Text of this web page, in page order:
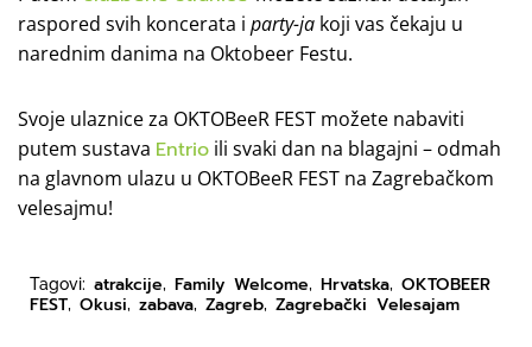
raspored svih koncerata i party-ja koji vas čekaju u
narednim danima na Oktobeer Festu.
Svoje ulaznice za OKTOBeeR FEST možete nabaviti
putem sustava Entrio ili svaki dan na blagajni – odmah
na glavnom ulazu u OKTOBeeR FEST na Zagrebačkom
velesajmu!
Tagovi: atrakcije, Family Welcome, Hrvatska, OKTOBEER
FEST, Okusi, zabava, Zagreb, Zagrebački Velesajam